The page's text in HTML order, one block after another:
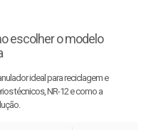
escolher o modelo
ideal para reciclagem e
técnicos, NR-12 e como a